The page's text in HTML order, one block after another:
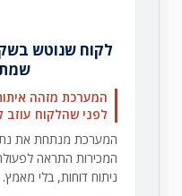
לקוח שנוטש
המערכת מזהה
לפני שהלקוח
המערכת מנתחת את
המכירות התראה
ניתוח דוחות, בלי מאמץ.